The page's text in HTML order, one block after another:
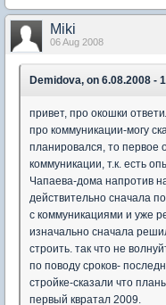
Miki
06 Aug 2008
Demidova, on 6.08.2008 -
привет, про окошки
про коммуникации-могу
планировался, то первое
коммуникации, т.к. есть
Чапаева-дома напротив
действительно сначала
с коммуникациями и уже
изначально сначала
строить. так что не
по поводу сроков-
стройке-сказали что
первый квратал 2009.